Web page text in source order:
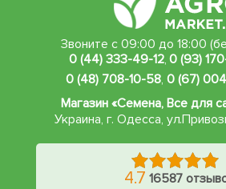
Звоните с 09:00 до 18:00
0 (44) 333-49-12,0 (93)
0 (48) 708-10-58, 0 (67)
Магазин «Семена, Все для
Украина, г. Одесса,
4.7 16587